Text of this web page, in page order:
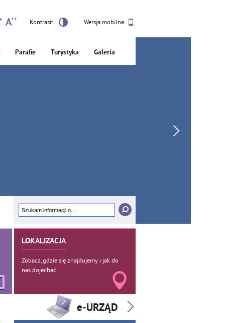
Wersja mobilna
Kontrast:
Parafie Turystyka Galeria
LOKALIZACJA
Zobacz, gdzie się znajdujemy i jak do
nas dojechać.